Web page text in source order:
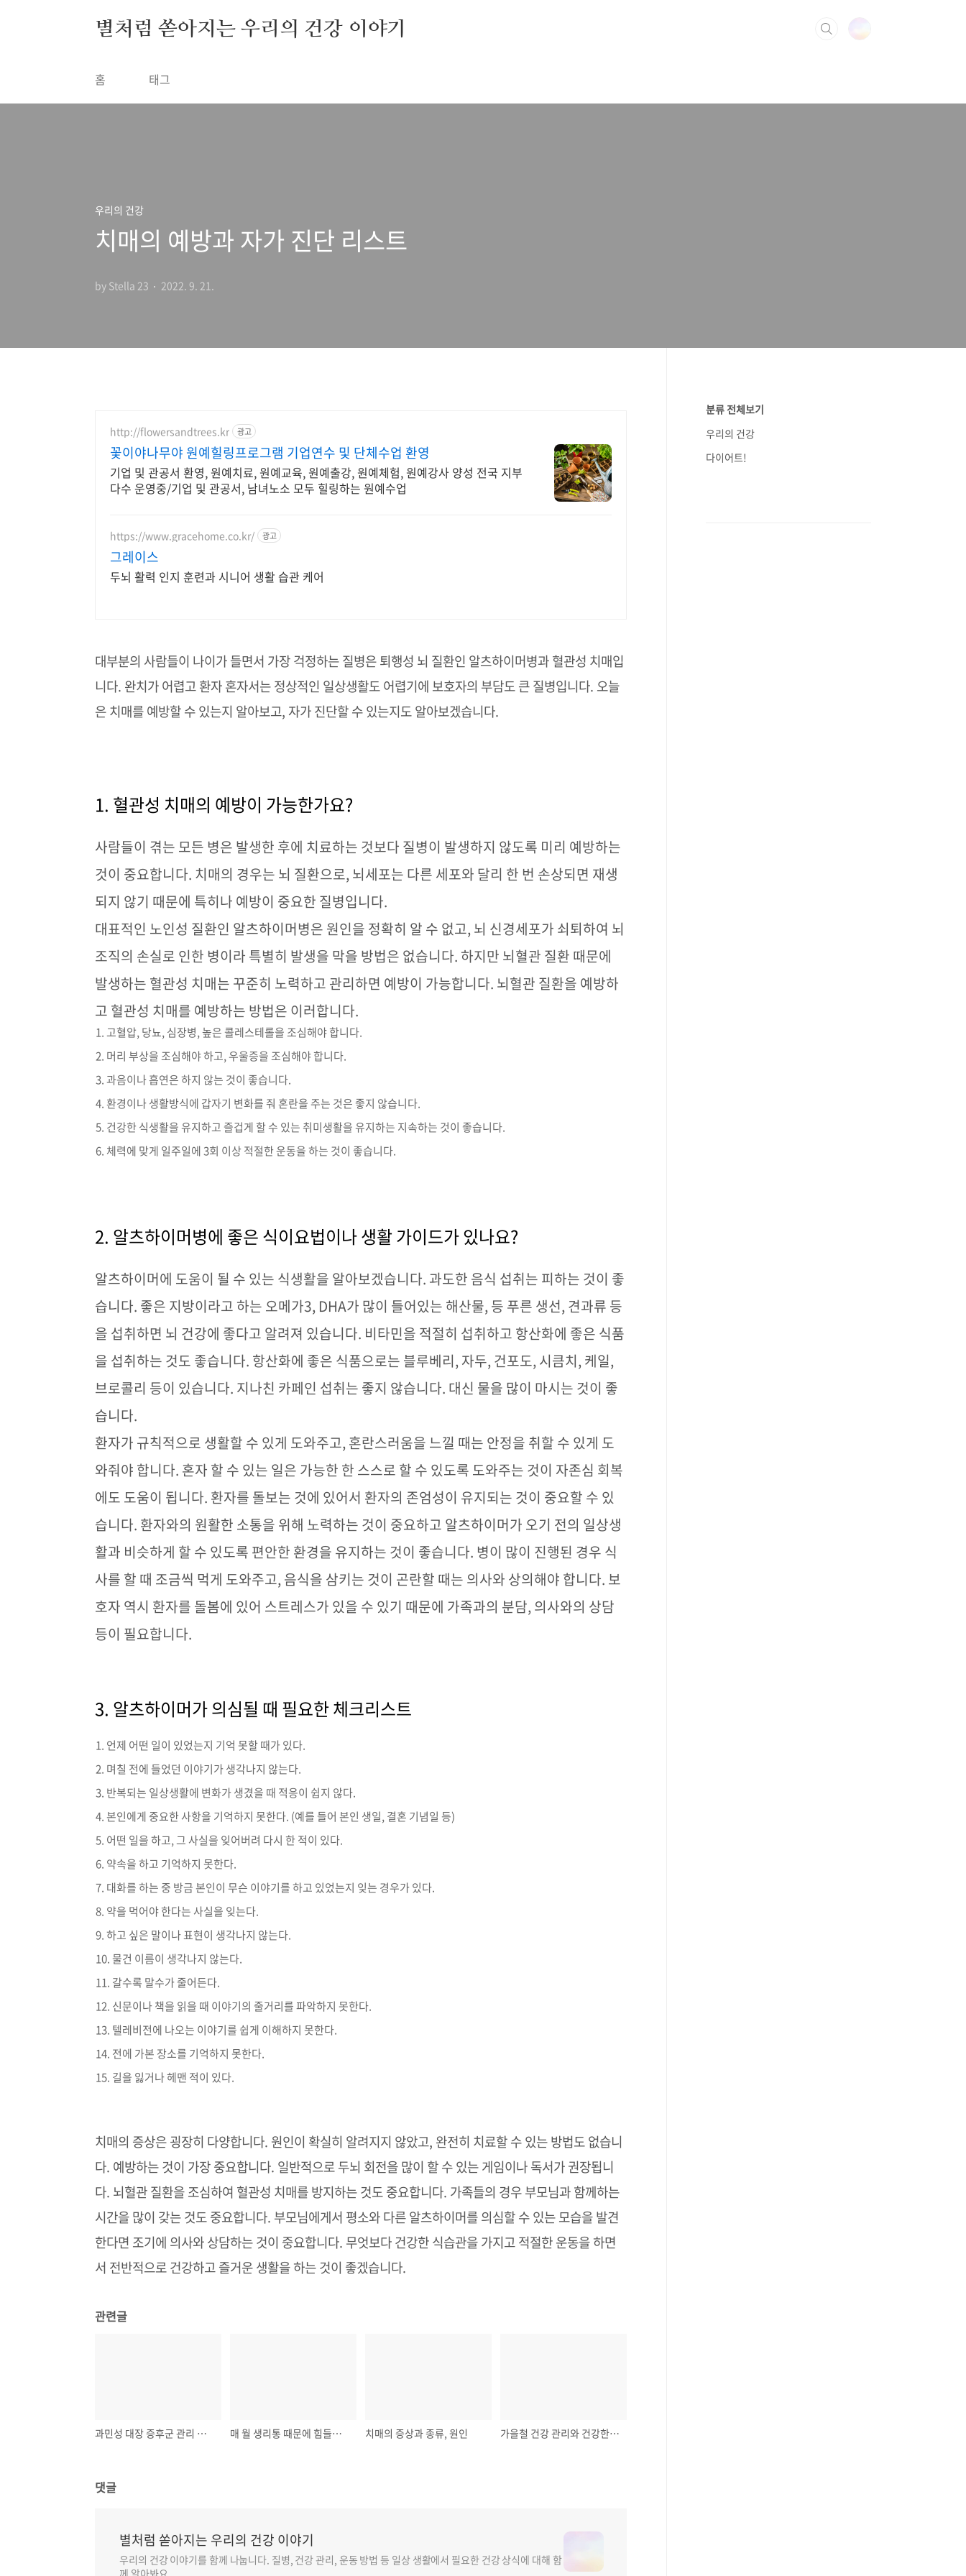
별처럼 쏟아지는 우리의 건강 이야기
홈 태그
우리의 건강
치매의 예방과 자가 진단 리스트
by Stella 23 2022. 9. 21.
http://flowersandtrees.kr 광고
꽃이야나무야 원예힐링프로그램 기업연수 및 단체수업 환영
기업 및 관공서 환영, 원예치료, 원예교육, 원예출강, 원예체험, 원예강사 양성 전국 지부
다수 운영중/기업 및 관공서, 남녀노소 모두 힐링하는 원예수업
https://www.gracehome.co.kr/ 광고
그레이스
두뇌 활력 인지 훈련과 시니어 생활 습관 케어
대부분의 사람들이 나이가 들면서 가장 걱정하는 질병은 퇴행성 뇌 질환인 알츠하이머병과 혈관성 치매입
니다. 완치가 어렵고 환자 혼자서는 정상적인 일상생활도 어렵기에 보호자의 부담도 큰 질병입니다. 오늘
은 치매를 예방할 수 있는지 알아보고, 자가 진단할 수 있는지도 알아보겠습니다.
1. 혈관성 치매의 예방이 가능한가요?
사람들이 겪는 모든 병은 발생한 후에 치료하는 것보다 질병이 발생하지 않도록 미리 예방하는
것이 중요합니다. 치매의 경우는 뇌 질환으로,뇌세포는 다른 세포와 달리 한 번 손상되면 재생
되지 않기 때문에 특히나 예방이 중요한 질병입니다.
대표적인 노인성 질환인 알츠하이머병은 원인을 정확히 알 수 없고,뇌 신경세포가 쇠퇴하여 뇌
조직의 손실로 인한 병이라 특별히 발생을 막을 방법은 없습니다. 하지만 뇌혈관 질환 때문에
발생하는 혈관성 치매는 꾸준히 노력하고 관리하면 예방이 가능합니다. 뇌혈관 질환을 예방하
고 혈관성 치매를 예방하는 방법은 이러합니다.
고혈압, 당뇨, 심장병, 높은 콜레스테롤을 조심해야 합니다.
머리 부상을 조심해야 하고, 우울증을 조심해야 합니다.
과음이나 흡연은 하지 않는 것이 좋습니다.
환경이나 생활방식에 갑자기 변화를 줘 혼란을 주는 것은 좋지 않습니다.
건강한 식생활을 유지하고 즐겁게 할 수 있는 취미생활을 유지하는 지속하는 것이 좋습니다.
체력에 맞게 일주일에 3회 이상 적절한 운동을 하는 것이 좋습니다.
2. 알츠하이머병에 좋은 식이요법이나 생활 가이드가 있나요?
알츠하이머에 도움이 될 수 있는 식생활을 알아보겠습니다. 과도한 음식 섭취는 피하는 것이 좋
습니다. 좋은 지방이라고 하는 오메가3, DHA가 많이 들어있는 해산물,등 푸른 생선,견과류 등
을 섭취하면 뇌 건강에 좋다고 알려져 있습니다. 비타민을 적절히 섭취하고 항산화에 좋은 식품
을 섭취하는 것도 좋습니다. 항산화에 좋은 식품으로는 블루베리,자두,건포도,시큼치,케일,
브로콜리 등이 있습니다. 지나친 카페인 섭취는 좋지 않습니다. 대신 물을 많이 마시는 것이 좋
습니다.
환자가 규칙적으로 생활할 수 있게 도와주고,혼란스러움을 느낄 때는 안정을 취할 수 있게 도
와줘야 합니다. 혼자 할 수 있는 일은 가능한 한 스스로 할 수 있도록 도와주는 것이 자존심 회복
에도 도움이 됩니다. 환자를 돌보는 것에 있어서 환자의 존엄성이 유지되는 것이 중요할 수 있
습니다. 환자와의 원활한 소통을 위해 노력하는 것이 중요하고 알츠하이머가 오기 전의 일상생
활과 비슷하게 할 수 있도록 편안한 환경을 유지하는 것이 좋습니다. 병이 많이 진행된 경우 식
사를 할 때 조금씩 먹게 도와주고,음식을 삼키는 것이 곤란할 때는 의사와 상의해야 합니다. 보
호자 역시 환자를 돌봄에 있어 스트레스가 있을 수 있기 때문에 가족과의 분담,의사와의 상담
등이 필요합니다.
3. 알츠하이머가 의심될 때 필요한 체크리스트
언제 어떤 일이 있었는지 기억 못할 때가 있다.
며칠 전에 들었던 이야기가 생각나지 않는다.
반복되는 일상생활에 변화가 생겼을 때 적응이 쉽지 않다.
본인에게 중요한 사항을 기억하지 못한다. (예를 들어 본인 생일, 결혼 기념일 등)
어떤 일을 하고, 그 사실을 잊어버려 다시 한 적이 있다.
약속을 하고 기억하지 못한다.
대화를 하는 중 방금 본인이 무슨 이야기를 하고 있었는지 잊는 경우가 있다.
약을 먹어야 한다는 사실을 잊는다.
하고 싶은 말이나 표현이 생각나지 않는다.
물건 이름이 생각나지 않는다.
갈수록 말수가 줄어든다.
신문이나 책을 읽을 때 이야기의 줄거리를 파악하지 못한다.
텔레비전에 나오는 이야기를 쉽게 이해하지 못한다.
전에 가본 장소를 기억하지 못한다.
길을 잃거나 헤맨 적이 있다.
치매의 증상은 굉장히 다양합니다. 원인이 확실히 알려지지 않았고, 완전히 치료할 수 있는 방법도 없습니
다. 예방하는 것이 가장 중요합니다. 일반적으로 두뇌 회전을 많이 할 수 있는 게임이나 독서가 권장됩니
다. 뇌혈관 질환을 조심하여 혈관성 치매를 방지하는 것도 중요합니다. 가족들의 경우 부모님과 함께하는
시간을 많이 갖는 것도 중요합니다. 부모님에게서 평소와 다른 알츠하이머를 의심할 수 있는 모습을 발견
한다면 조기에 의사와 상담하는 것이 중요합니다. 무엇보다 건강한 식습관을 가지고 적절한 운동을 하면
서 전반적으로 건강하고 즐거운 생활을 하는 것이 좋겠습니다.
관련글
과민성 대장 증후군 관리 방법 매 월 생리통 때문에 힘들다면 치매의 증상과 종류, 원인 가을철 건강 관리와 건강한 운동 방법
댓글
별처럼 쏟아지는 우리의 건강 이야기
우리의 건강 이야기를 함께 나눕니다. 질병, 건강 관리, 운동 방법 등 일상 생활에서 필요한 건강 상식에 대해 함
께 알아봐요.
분류 전체보기
우리의 건강
다이어트!